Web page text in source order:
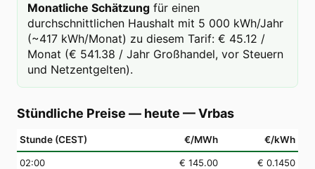
Monatliche Schätzung für einen
durchschnittlichen Haushalt mit 5 000 kWh/Jahr
(~417 kWh/Monat) zu diesem Tarif: € 45.12 /
Monat (€ 541.38 / Jahr Großhandel, vor Steuern
und Netzentgelten).
Stündliche Preise — heute —Vrbas
Stunde (CEST) €/MWh €/kWh
02:00 € 145.00
€ 0.1450